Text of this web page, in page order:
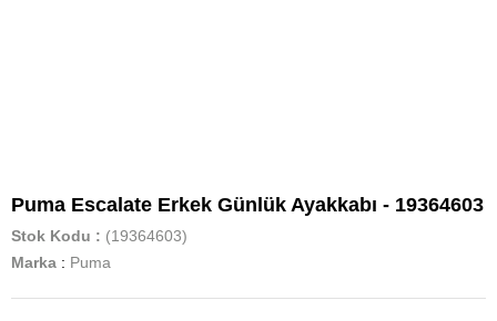
Puma Escalate Erkek Günlük Ayakkabı - 19364603
Stok Kodu
(19364603)
Marka : Puma